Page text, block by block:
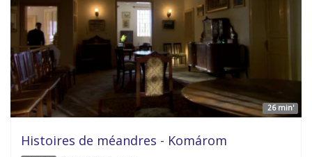
26 min'
Histoires de méandres - Komárom